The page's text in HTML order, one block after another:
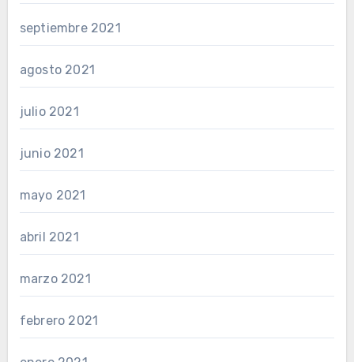
septiembre 2021
agosto 2021
julio 2021
junio 2021
mayo 2021
abril 2021
marzo 2021
febrero 2021